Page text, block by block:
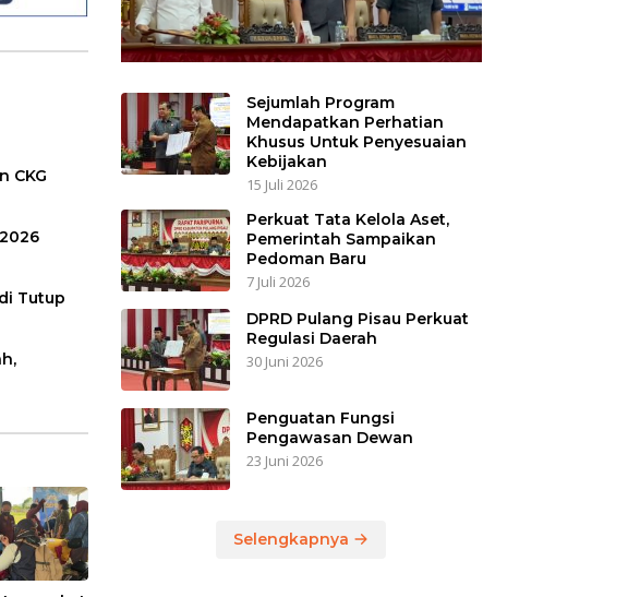
CKG
Tutup
Sejumlah Program
Mendapatkan Perhatian
Khusus Untuk Penyesuaian
Kebijakan
15 Juli 2026
Perkuat Tata Kelola Aset,
Pemerintah Sampaikan
Pedoman Baru
7 Juli 2026
DPRD Pulang Pisau Perkuat
Regulasi Daerah
30 Juni 2026
Penguatan Fungsi
Pengawasan Dewan
23 Juni 2026
Selengkapnya